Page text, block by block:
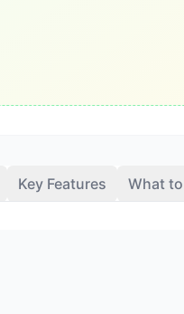
Key Features What